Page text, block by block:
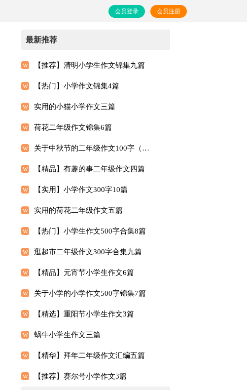
会员登录 会员注册
最新推荐
【推荐】清明小学生作文锦集九篇
【热门】小学作文锦集4篇
实用的小猫小学作文三篇
荷花二年级作文锦集6篇
关于中秋节的二年级作文100字（精选23篇）
【精品】有趣的事二年级作文四篇
【实用】小学作文300字10篇
实用的荷花二年级作文五篇
【热门】小学生作文500字合集8篇
逛超市二年级作文300字合集九篇
【精品】元宵节小学生作文6篇
关于小学的小学作文500字锦集7篇
【精选】重阳节小学生作文3篇
蜗牛小学生作文三篇
【精华】拜年二年级作文汇编五篇
【推荐】赛尔号小学作文3篇